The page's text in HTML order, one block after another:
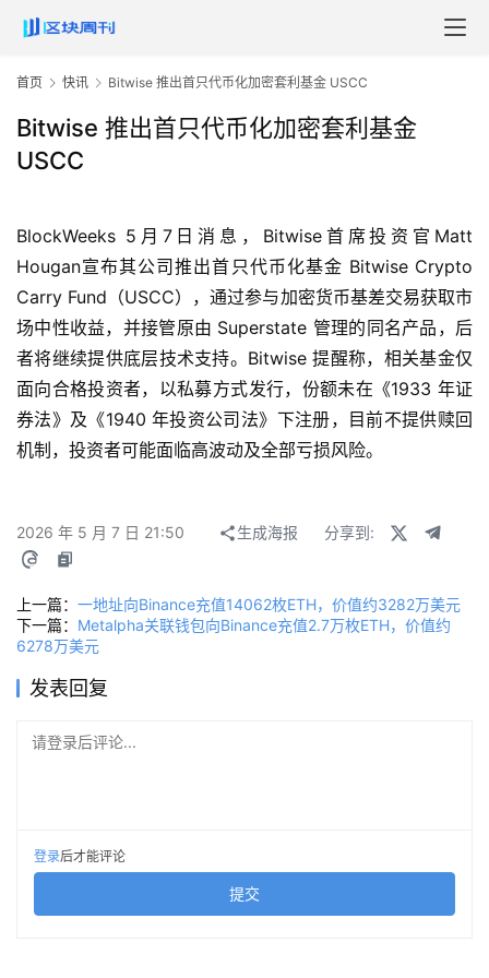
首页 快讯 Bitwise 推出首只代币化加密套利基金 USCC
Bitwise 推出首只代币化加密套利基金
USCC
BlockWeeks 5月7日消息，Bitwise首席投资官Matt
Hougan宣布其公司推出首只代币化基金 Bitwise Crypto
Carry Fund（USCC），通过参与加密货币基差交易获取市
场中性收益，并接管原由 Superstate 管理的同名产品，后
者将继续提供底层技术支持。Bitwise 提醒称，相关基金仅
面向合格投资者，以私募方式发行，份额未在《1933 年证
券法》及《1940 年投资公司法》下注册，目前不提供赎回
机制，投资者可能面临高波动及全部亏损风险。
2026 年 5 月 7 日 21:50 生成海报 分享到:
上一篇： 一地址向Binance充值14062枚ETH，价值约3282万美元
下一篇： Metalpha关联钱包向Binance充值2.7万枚ETH，价值约
6278万美元
发表回复
请登录后评论...
登录后才能评论
提交